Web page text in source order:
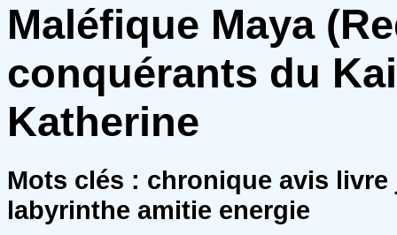
Maléfique Maya
conquérants du
Katherine
Mots clés : chronique avis
labyrinthe amitie energie